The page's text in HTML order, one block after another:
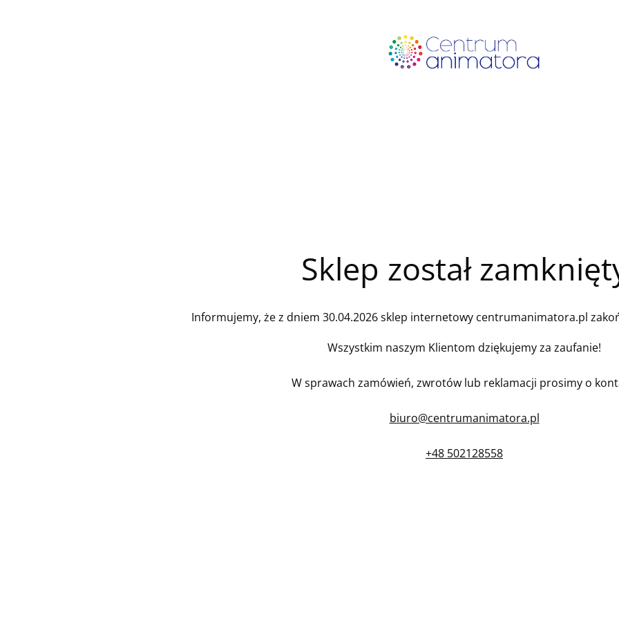
Sklep został
Informujemy, że z dniem 30.04.2026 sklep internetowy centrumanimatora.pl
Wszystkim naszym Klientom dziękujemy za zaufanie!
W sprawach zamówień, zwrotów lub reklamacji prosimy o
biuro@centrumanimatora.pl
+48 502128558